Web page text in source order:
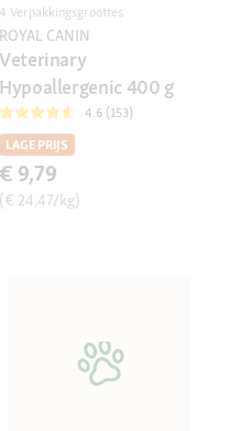
4 Verpakkingsgroottes
ROYAL CANIN
Veterinary
Hypoallergenic 400 g
4.6 (153)
LAGE PRIJS
€ 9,79
(€ 24,47/kg)